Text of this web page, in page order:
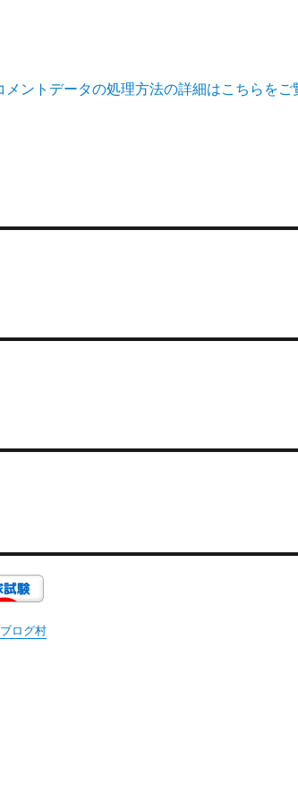
メントデータの処理方法の詳細はこちらをご
ログ村